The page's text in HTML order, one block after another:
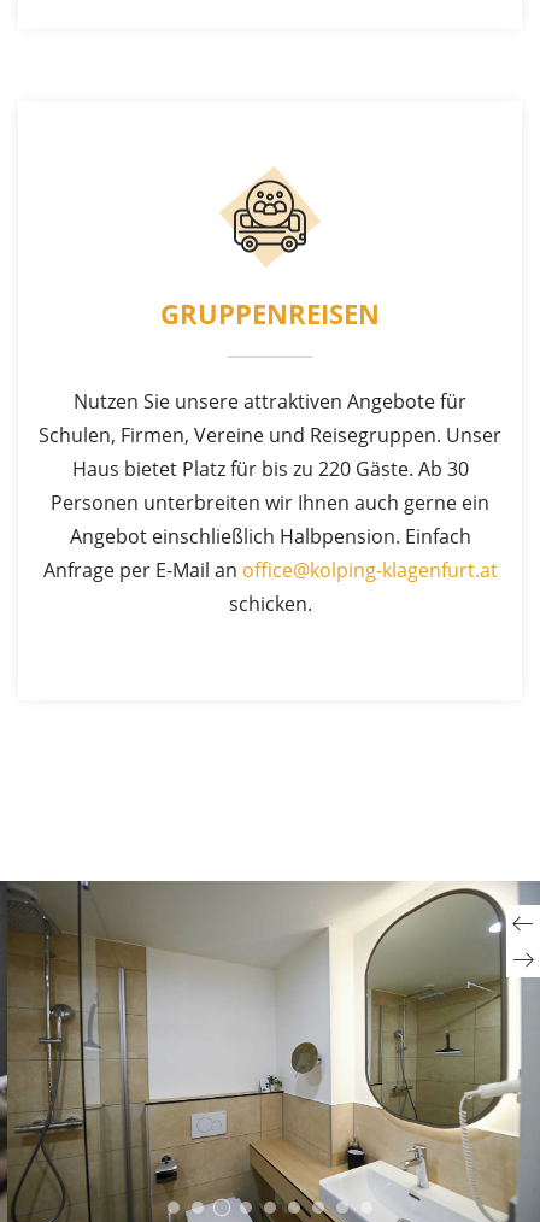
GRUPPENREISEN
Nutzen Sie unsere attraktiven Angebote für
Schulen, Firmen, Vereine und Reisegruppen. Unser
Haus bietet Platz für bis zu 220 Gäste. Ab 30
Personen unterbreiten wir Ihnen auch gerne ein
Angebot einschließlich Halbpension. Einfach
Anfrage per E-Mail an office@kolping-klagenfurt.at
schicken.